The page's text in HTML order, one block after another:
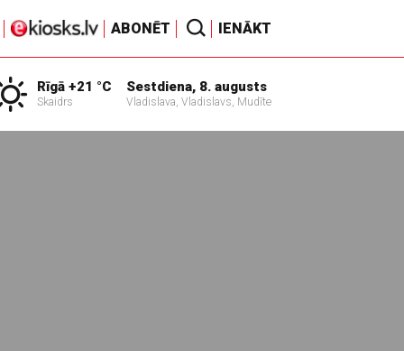
ABONĒT IENĀKT
Rīgā +21 °C
Skaidrs
Sestdiena, 8. augusts
Vladislava, Vladislavs, Mudīte